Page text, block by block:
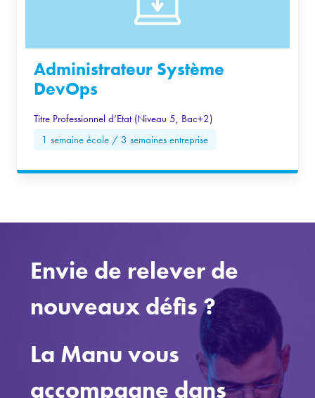
Administrateur Système
DevOps
Titre Professionnel d’Etat (Niveau 5, Bac+2)
1 semaine école / 3 semaines entreprise
Envie de relever de
nouveaux défis ?
La Manu vous
accompagne dans